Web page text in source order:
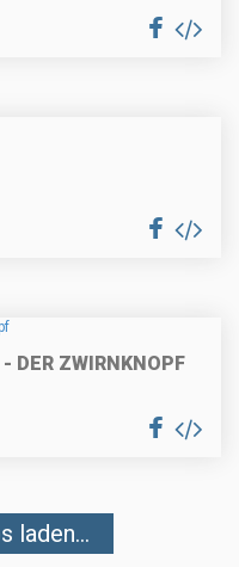
DER ZWIRNKNOPF
laden...